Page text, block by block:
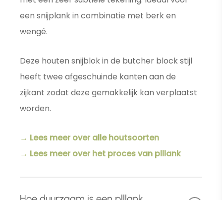
een snijplank in combinatie met berk en
wengé.
Deze houten snijblok in de butcher block stijl
heeft twee afgeschuinde kanten aan de
zijkant zodat deze gemakkelijk kan verplaatst
worden.
→ Lees meer over alle houtsoorten
→ Lees meer over het proces van plllank